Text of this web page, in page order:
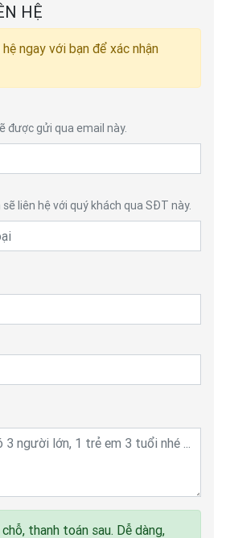
HỆ
ngay với bạn để xác nhận
được gửi qua email này.
liên hệ với quý khách qua SĐT này.
thanh toán sau. Dễ dàng,